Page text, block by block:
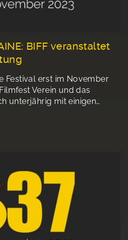
BIFF veranstaltet
Festival erst im November
Verein und das
unterjährig mit einigen…